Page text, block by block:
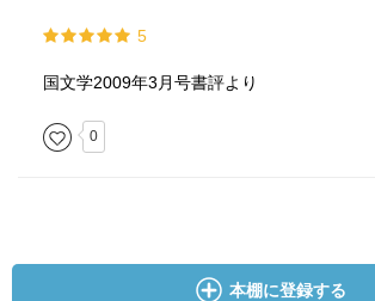
5
国文学2009年3月号書評より
0
本棚に登録する